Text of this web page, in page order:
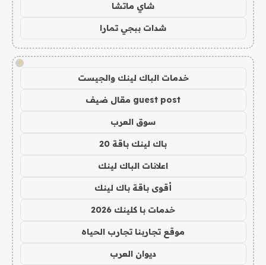
شاي ماتشا
شدات ببجي تمارا
!
خدمات الباك لينك والجيست
guest post مقال ضيف
سوق العرب
باك لينك باقة 20
اعلانات الباك لينك
أقوى باقة باك لينك
خدمات با كلينك 2026
موقع تجاربنا تجارب الحياه
ديوان العرب